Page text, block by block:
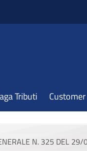
Tributi
N. 325 DEL